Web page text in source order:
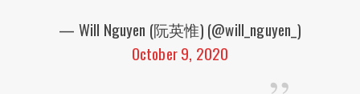
— Will Nguyen (阮英惟) (@will_nguyen_)
October 9, 2020